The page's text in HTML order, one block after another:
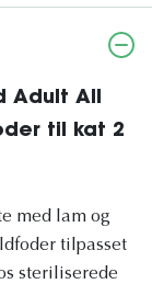
Adult All
til kat 2
med lam og
tilpasset
steriliserede